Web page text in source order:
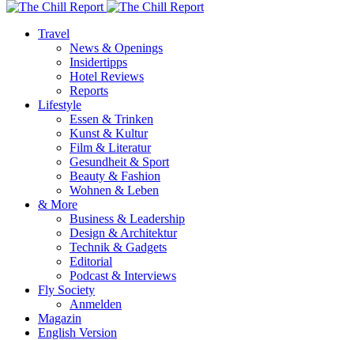
Travel
News & Openings
Insidertipps
Hotel Reviews
Reports
Lifestyle
Essen & Trinken
Kunst & Kultur
Film & Literatur
Gesundheit & Sport
Beauty & Fashion
Wohnen & Leben
& More
Business & Leadership
Design & Architektur
Technik & Gadgets
Editorial
Podcast & Interviews
Fly Society
Anmelden
Magazin
English Version